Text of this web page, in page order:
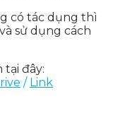
có tác dụng thì
sử dụng cách
tại đây:
/ Link